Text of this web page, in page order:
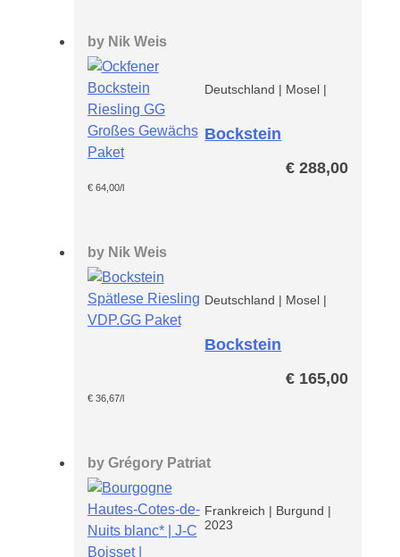
by Nik Weis
Deutschland | Mosel |
Bockstein
€ 288,00
€64,00/l
by Nik Weis
Deutschland | Mosel |
Bockstein
Riesling VDP
€ 165,00
€36,67/l
by Grégory Patriat
Frankreich | Burgund |
2023